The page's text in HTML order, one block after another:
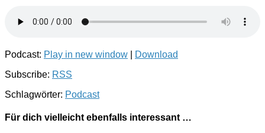
Podcast: Play in new window
Download
Subscribe: RSS
Schlagwörter: Podcast
Für dich vielleicht ebenfalls interessant …